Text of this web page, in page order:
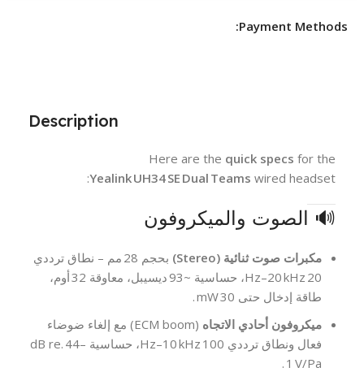
Payment Methods:
Description
Here are the quick specs for the
Yealink UH34 SE Dual Teams wired headset:
🔊 الصوت والميكروفون
مكبرات صوت ثنائية (Stereo)
بحجم 28 مم – نطاق ترددي
20 Hz–20 kHz، حساسية ~93 ديسيبل، معاوقة 32 أوم،
طاقة إدخال حتى 30 mW .
ميكروفون أحادي الاتجاه
(ECM boom) مع إلغاء ضوضاء
فعال ونطاق ترددي 100 Hz–10 kHz، حساسية –44 dB re.
1 V/Pa .